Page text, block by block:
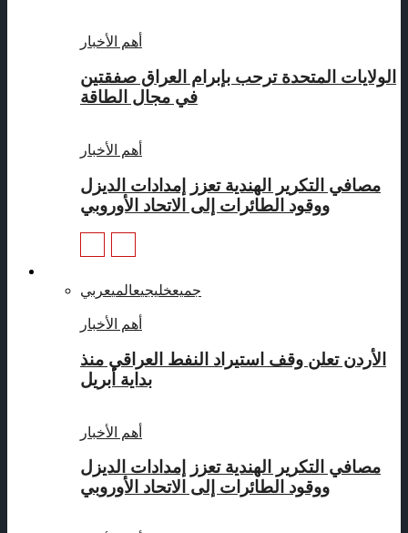
أهم الأخبار
الولايات المتحدة ترحب بإبرام العراق صفقتين
في مجال الطاقة
أهم الأخبار
مصافي التكرير الهندية تعزز إمدادات الديزل
ووقود الطائرات إلى الاتحاد الأوروبي
جميعخليجيعالميعربي
أهم الأخبار
الأردن تعلن وقف استيراد النفط العراقي منذ
بداية أبريل
أهم الأخبار
مصافي التكرير الهندية تعزز إمدادات الديزل
ووقود الطائرات إلى الاتحاد الأوروبي